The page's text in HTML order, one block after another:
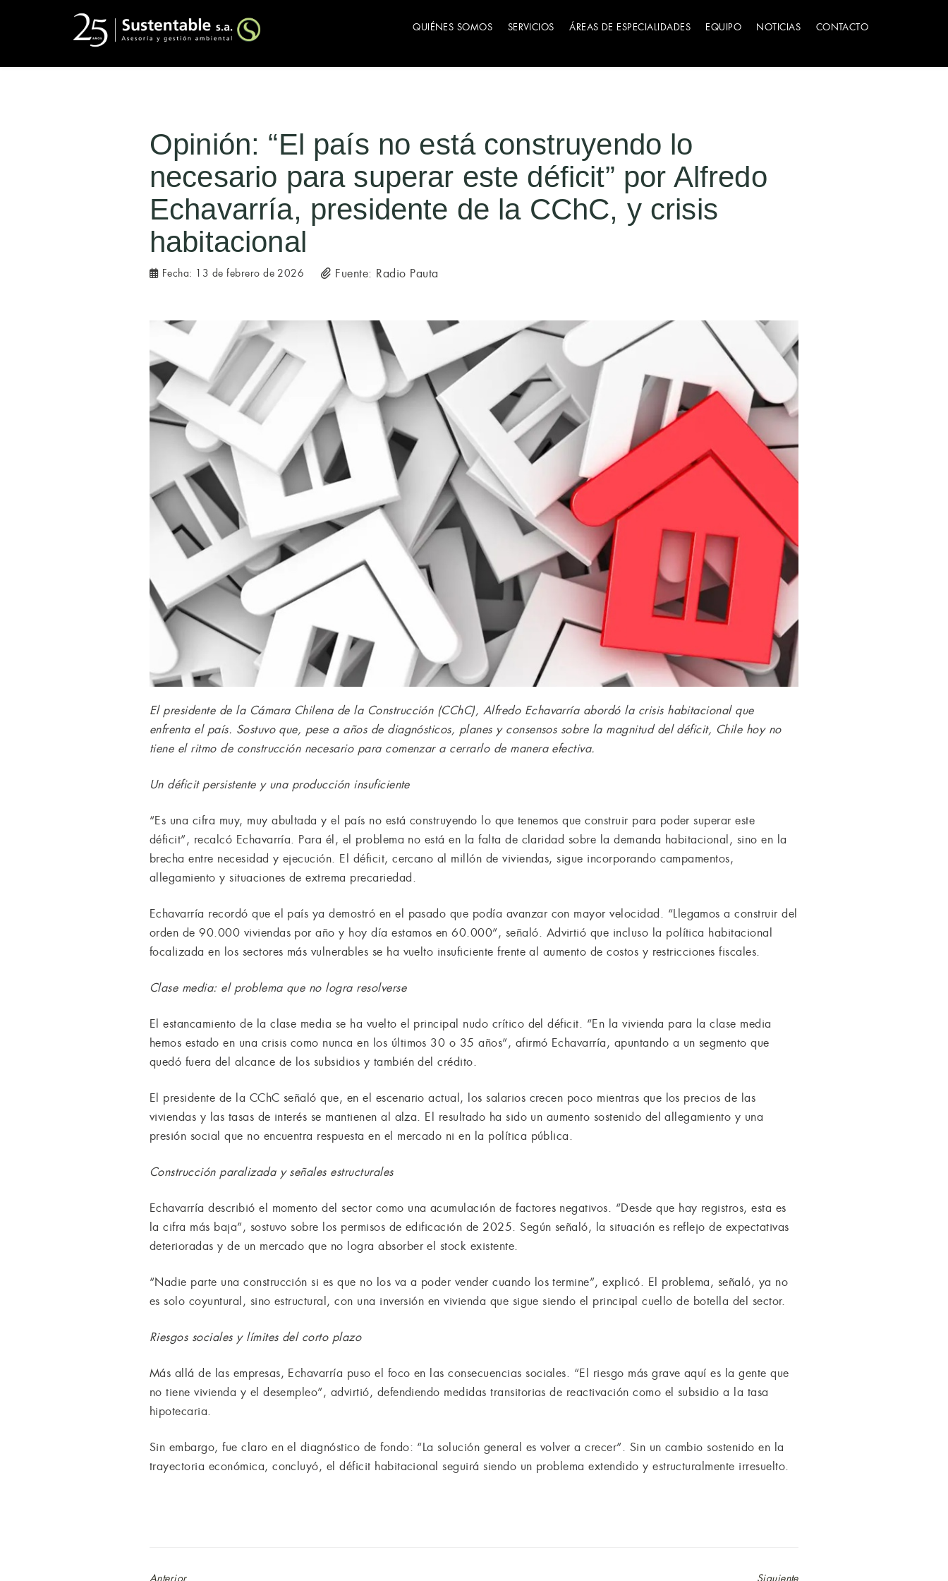
QUIÉNES SOMOS SERVICIOS ÁREAS DE ESPECIALIDADES EQUIPO NOTICIAS CONTACTO
Opinión: “El país no está construyendo lo
necesario para superar este déficit” por Alfredo
Echavarría, presidente de la CChC, y crisis
habitacional
Fecha: 13 de febrero de 2026 Fuente: Radio Pauta
El presidente de la Cámara Chilena de la Construcción (CChC), Alfredo Echavarría abordó la crisis habitacional que
enfrenta el país. Sostuvo que, pese a años de diagnósticos, planes y consensos sobre la magnitud del déficit, Chile hoy no
tiene el ritmo de construcción necesario para comenzar a cerrarlo de manera efectiva.
Un déficit persistente y una producción insuficiente
“Es una cifra muy, muy abultada y el país no está construyendo lo que tenemos que construir para poder superar este
déficit”, recalcó Echavarría. Para él, el problema no está en la falta de claridad sobre la demanda habitacional, sino en la
brecha entre necesidad y ejecución. El déficit, cercano al millón de viviendas, sigue incorporando campamentos,
allegamiento y situaciones de extrema precariedad.
Echavarría recordó que el país ya demostró en el pasado que podía avanzar con mayor velocidad. “Llegamos a construir del
orden de 90.000 viviendas por año y hoy día estamos en 60.000”, señaló. Advirtió que incluso la política habitacional
focalizada en los sectores más vulnerables se ha vuelto insuficiente frente al aumento de costos y restricciones fiscales.
Clase media: el problema que no logra resolverse
El estancamiento de la clase media se ha vuelto el principal nudo crítico del déficit. “En la vivienda para la clase media
hemos estado en una crisis como nunca en los últimos 30 o 35 años”, afirmó Echavarría, apuntando a un segmento que
quedó fuera del alcance de los subsidios y también del crédito.
El presidente de la CChC señaló que, en el escenario actual, los salarios crecen poco mientras que los precios de las
viviendas y las tasas de interés se mantienen al alza. El resultado ha sido un aumento sostenido del allegamiento y una
presión social que no encuentra respuesta en el mercado ni en la política pública.
Construcción paralizada y señales estructurales
Echavarría describió el momento del sector como una acumulación de factores negativos. “Desde que hay registros, esta es
la cifra más baja”, sostuvo sobre los permisos de edificación de 2025. Según señaló, la situación es reflejo de expectativas
deterioradas y de un mercado que no logra absorber el stock existente.
“Nadie parte una construcción si es que no los va a poder vender cuando los termine”, explicó. El problema, señaló, ya no
es solo coyuntural, sino estructural, con una inversión en vivienda que sigue siendo el principal cuello de botella del sector.
Riesgos sociales y límites del corto plazo
Más allá de las empresas, Echavarría puso el foco en las consecuencias sociales. “El riesgo más grave aquí es la gente que
no tiene vivienda y el desempleo”, advirtió, defendiendo medidas transitorias de reactivación como el subsidio a la tasa
hipotecaria.
Sin embargo, fue claro en el diagnóstico de fondo: “La solución general es volver a crecer”. Sin un cambio sostenido en la
trayectoria económica, concluyó, el déficit habitacional seguirá siendo un problema extendido y estructuralmente irresuelto.
Anterior Siguiente